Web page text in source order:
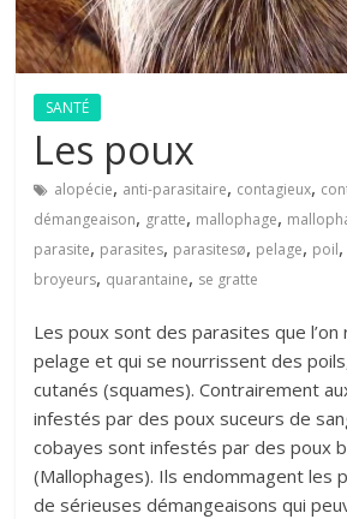
SANTÉ
Les poux
alopécie, anti-parasitaire, contagieux,
démangeaison, gratte, mallophage,
parasite, parasites, parasitesø, pelage, poil,
broyeurs, quarantaine, se gratte
Les poux sont des parasites que
pelage et qui se nourrissent des
cutanés (squames). Contrairement
infestés par des poux suceurs de
cobayes sont infestés par des poux
(Mallophages). Ils endommagent les
de sérieuses démangeaisons qui